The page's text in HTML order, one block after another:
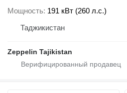
Мощность 191 кВт (260 л.с.)
Таджикистан
Zeppelin Tajikistan